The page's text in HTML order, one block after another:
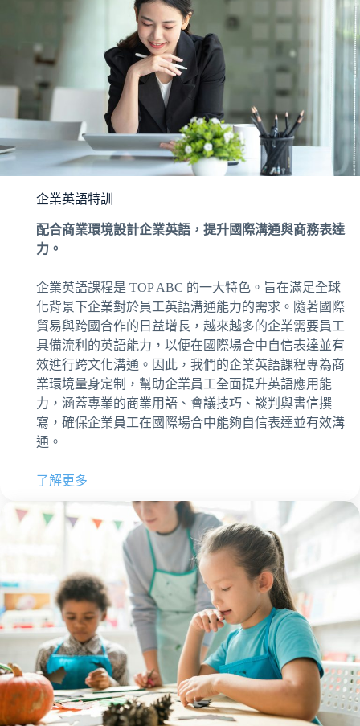
企業英語特訓
配合商業環境設計企業英語，提升國際溝通與商務表達
力。
企業英語課程是 TOP ABC 的一大特色。旨在滿足全球
化背景下企業對於員工英語溝通能力的需求。隨著國際
貿易與跨國合作的日益增長，越來越多的企業需要員工
具備流利的英語能力，以便在國際場合中自信表達並有
效進行跨文化溝通。因此，我們的企業英語課程專為商
業環境量身定制，幫助企業員工全面提升英語應用能
力，涵蓋專業的商業用語、會議技巧、談判與書信撰
寫，確保企業員工在國際場合中能夠自信表達並有效溝
通。
了解更多